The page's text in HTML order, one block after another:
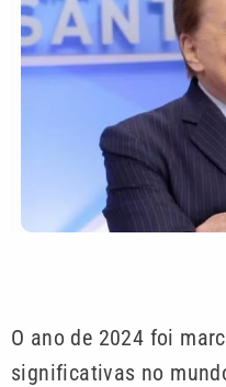
O ano de 2024 foi
significativas no